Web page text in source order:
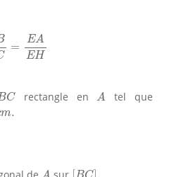
=
EA
EH
B A E
C
BC rectangle enA
A tel que
m.
A [BC].